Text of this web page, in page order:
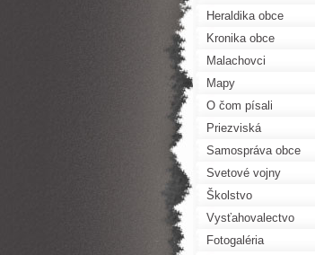
Heraldika obce
Kronika obce
Malachovci
Mapy
O čom písali
Priezviská
Samospráva obce
Svetové vojny
Školstvo
Vysťahovalectvo
Fotogaléria